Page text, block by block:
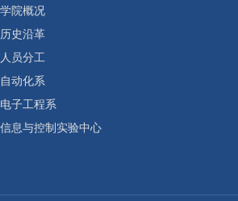
学院概况
历史沿革
人员分工
自动化系
电子工程系
信息与控制实验中心